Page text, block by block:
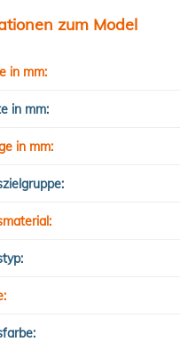
zum Model
in mm:
in mm:
in mm: